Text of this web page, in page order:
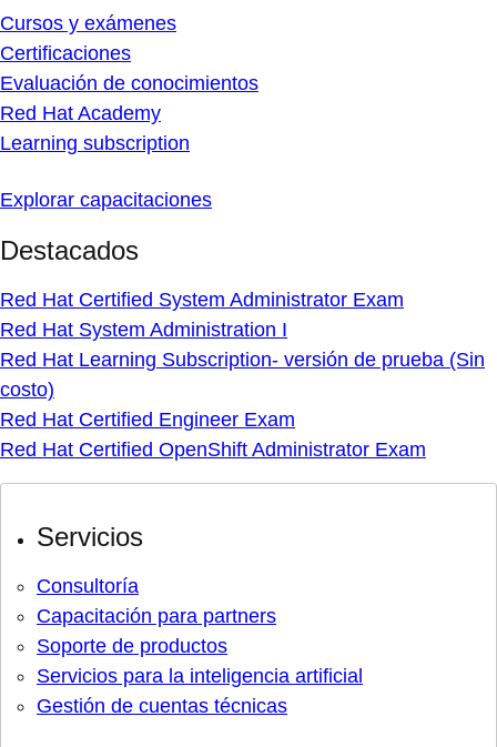
Cursos y exámenes
Certificaciones
Evaluación de conocimientos
Red Hat Academy
Learning subscription
Explorar capacitaciones
Destacados
Red Hat Certified System Administrator Exam
Red Hat System Administration I
Red Hat Learning Subscription- versión de prueba (Sin
costo)
Red Hat Certified Engineer Exam
Red Hat Certified OpenShift Administrator Exam
Servicios
Consultoría
Capacitación para partners
Soporte de productos
Servicios para la inteligencia artificial
Gestión de cuentas técnicas